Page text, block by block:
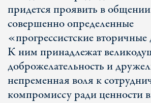
придется проявить в
совершенно определенные
«прогрессистские
К ним принадлежат
доброжелательность и
непременная воля к
компромиссу ради ценности